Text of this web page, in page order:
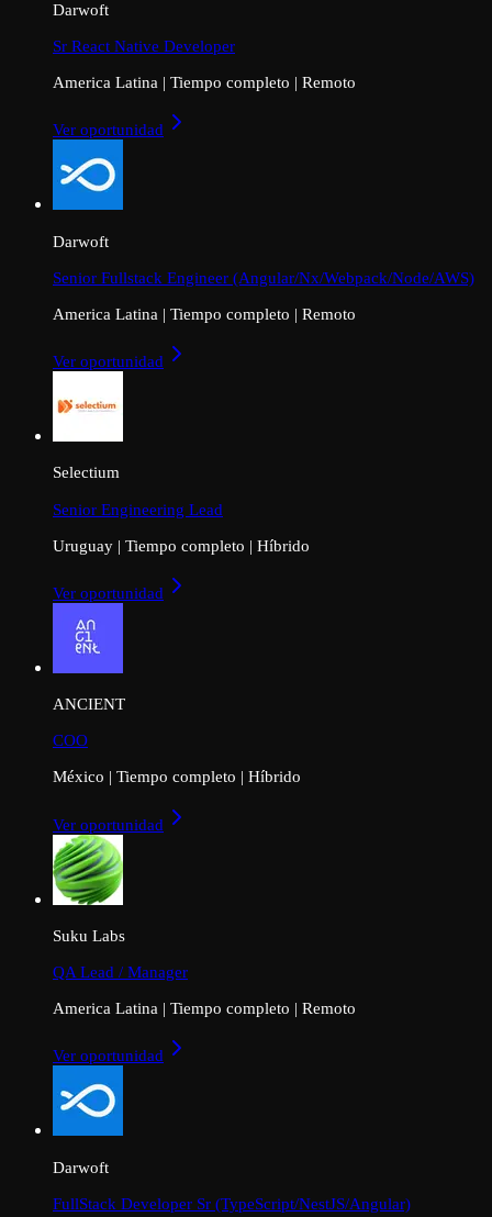
Darwoft
Sr React Native Developer
America Latina | Tiempo completo | Remoto
Ver oportunidad
Darwoft
Senior Fullstack Engineer (Angular/Nx/Webpack/Node/AWS)
America Latina | Tiempo completo | Remoto
Ver oportunidad
Selectium
Senior Engineering Lead
Uruguay | Tiempo completo | Híbrido
Ver oportunidad
ANCIENT
COO
México | Tiempo completo | Híbrido
Ver oportunidad
Suku Labs
QA Lead / Manager
America Latina | Tiempo completo | Remoto
Ver oportunidad
Darwoft
FullStack Developer Sr (TypeScript/NestJS/Angular)